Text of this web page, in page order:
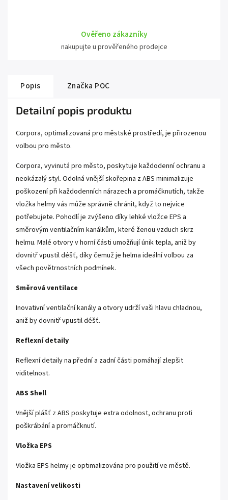
Ověřeno zákazníky
nakupujte u prověřeného prodejce
Popis Značka POC
Detailní popis produktu
Corpora, optimalizovaná pro městské prostředí, je přirozenou
volbou pro město.
Corpora, vyvinutá pro město, poskytuje každodenní ochranu a
neokázalý styl. Odolná vnější skořepina z ABS minimalizuje
poškození při každodenních nárazech a promáčknutích, takže
vložka helmy vás může správně chránit, když to nejvíce
potřebujete. Pohodlí je zvýšeno díky lehké vložce EPS a
směrovým ventilačním kanálkům, které ženou vzduch skrz
helmu. Malé otvory v horní části umožňují únik tepla, aniž by
dovnitř vpustil déšť, díky čemuž je helma ideální volbou za
všech povětrnostních podmínek.
Směrová ventilace
Inovativní ventilační kanály a otvory udrží vaši hlavu chladnou,
aniž by dovnitř vpustil déšť.
Reflexní detaily
Reflexní detaily na přední a zadní části pomáhají zlepšit
viditelnost.
ABS Shell
Vnější plášť z ABS poskytuje extra odolnost, ochranu proti
poškrábání a promáčknutí.
Vložka EPS
Vložka EPS helmy je optimalizována pro použití ve městě.
Nastavení velikosti